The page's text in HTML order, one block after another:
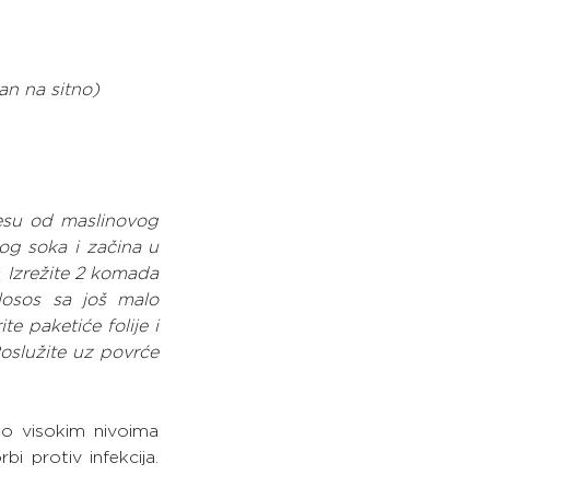
na sitno)
od maslinovog
soka i začina u
2 komada
sa još malo
paketiće folije i
uz povrće
visokim nivoima
protiv infekcija.